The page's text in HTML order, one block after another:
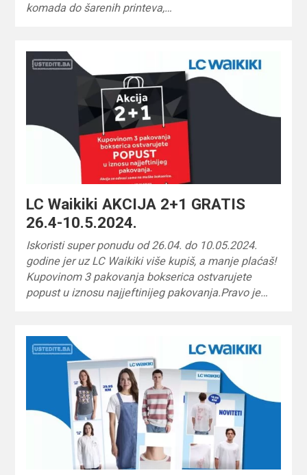
komada do šarenih printeva,…
LC Waikiki AKCIJA 2+1 GRATIS
26.4-10.5.2024.
Iskoristi super ponudu od 26.04. do 10.05.2024.
godine jer uz LC Waikiki više kupiš, a manje plaćaš!
Kupovinom 3 pakovanja bokserica ostvarujete
popust u iznosu najjeftinijeg pakovanja.Pravo je…